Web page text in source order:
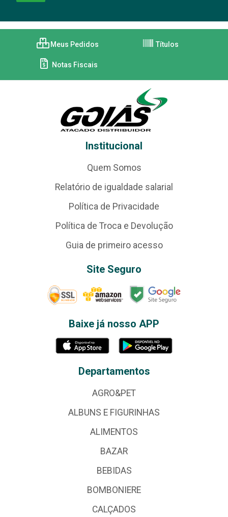
Meus Pedidos Títulos
Notas Fiscais
Institucional
Quem Somos
Relatório de igualdade salarial
Política de Privacidade
Política de Troca e Devolução
Guia de primeiro acesso
Site Seguro
Baixe já nosso APP
Departamentos
AGRO&PET
ALBUNS E FIGURINHAS
ALIMENTOS
BAZAR
BEBIDAS
BOMBONIERE
CALÇADOS